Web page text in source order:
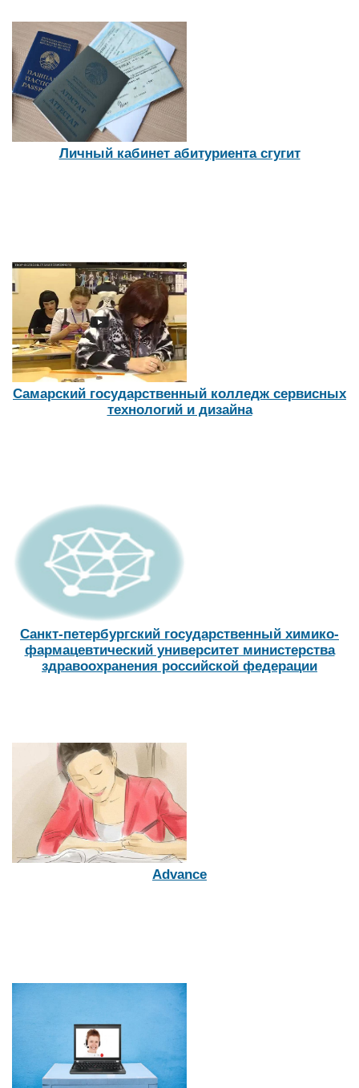
Личный кабинет абитуриента сгугит
Самарский государственный колледж сервисных
технологий и дизайна
Санкт-петербургский государственный химико-
фармацевтический университет министерства
здравоохранения российской федерации
Advance